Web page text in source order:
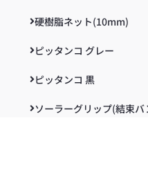
硬樹脂ネット(10mm)
ピッタンコ グレー
ピッタンコ 黒
ソーラーグリップ(結束バ